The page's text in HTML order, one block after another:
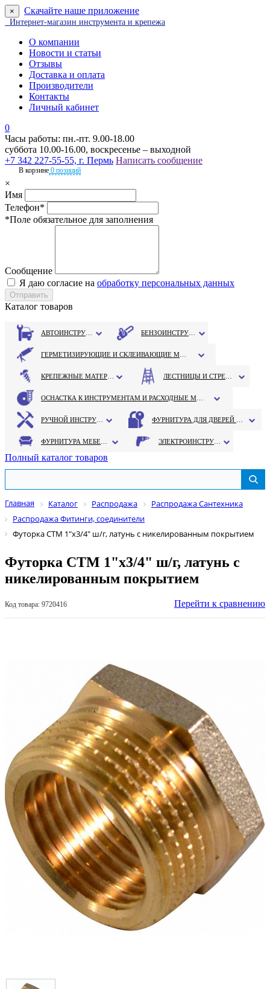
× Скачайте наше приложение
Интернет-магазин инструмента и крепежа
О компании
Новости и статьи
Отзывы
Доставка и оплата
Производители
Контакты
Личный кабинет
0
Часы работы: пн.-пт. 9.00-18.00
суббота 10.00-16.00, воскресенье – выходной
+7 342 227-55-55, г. Пермь Написать сообщение
В корзине 0 позиций
×
Имя
Телефон*
*Поле обязательное для заполнения
Сообщение
Я даю согласие на обработку персональных данных
Каталог товаров
Полный каталог товаров
Главная Каталог Распродажа
Распродажа Сантехника
Распродажа Фитинги, соединители
Футорка СТМ 1"х3/4" ш/г, латунь с никелированным покрытием
Футорка СТМ 1"х3/4" ш/г, латунь с
никелированным покрытием
Код товара: 9720416 Перейти к сравнению